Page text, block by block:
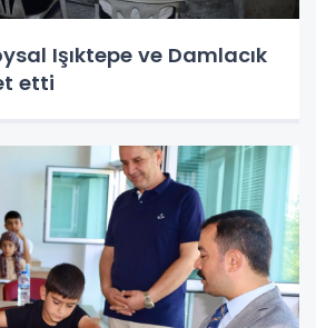
Işıktepe ve Damlacık
etti